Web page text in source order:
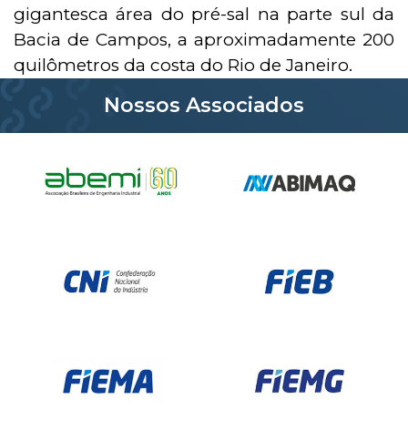
gigantesca área do pré-sal na parte sul da
Bacia de Campos, a aproximadamente 200
quilômetros da costa do Rio de Janeiro.
Nossos Associados